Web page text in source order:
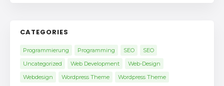
CATEGORIES
Programmierung Programming SEO
SEO
Uncategorized
Web Development
Web-Design
Webdesign
Wordpress Theme Wordpress Theme